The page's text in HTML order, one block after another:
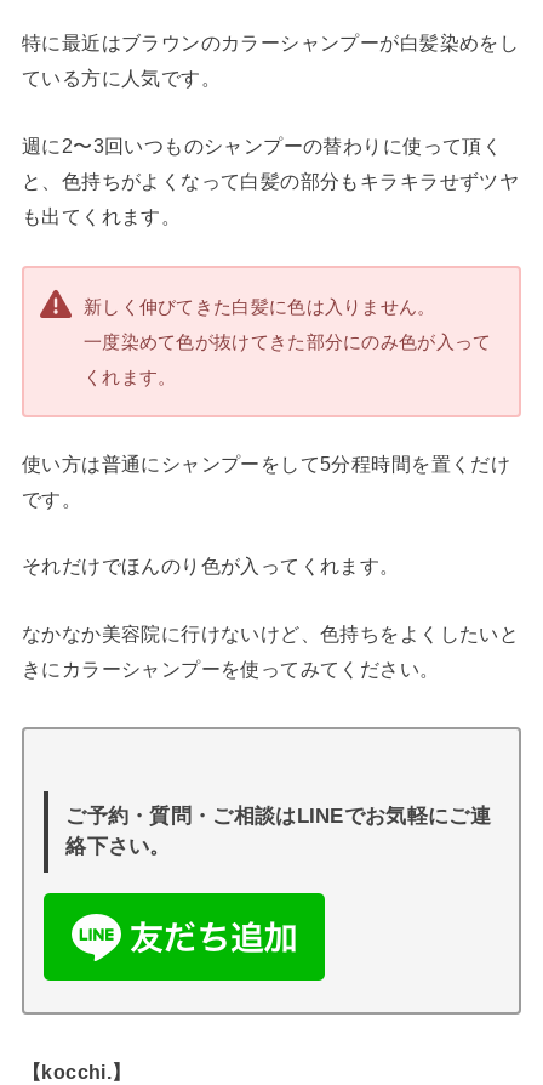
特に最近はブラウンのカラーシャンプーが白髪染めをし
ている方に人気です。
週に2〜3回いつものシャンプーの替わりに使って頂く
と、色持ちがよくなって白髪の部分もキラキラせずツヤ
も出てくれます。
新しく伸びてきた白髪に色は入りません。
一度染めて色が抜けてきた部分にのみ色が入って
くれます。
使い方は普通にシャンプーをして5分程時間を置くだけ
です。
それだけでほんのり色が入ってくれます。
なかなか美容院に行けないけど、色持ちをよくしたいと
きにカラーシャンプーを使ってみてください。
ご予約・質問・ご相談はLINEでお気軽にご連
絡下さい。
【kocchi.】